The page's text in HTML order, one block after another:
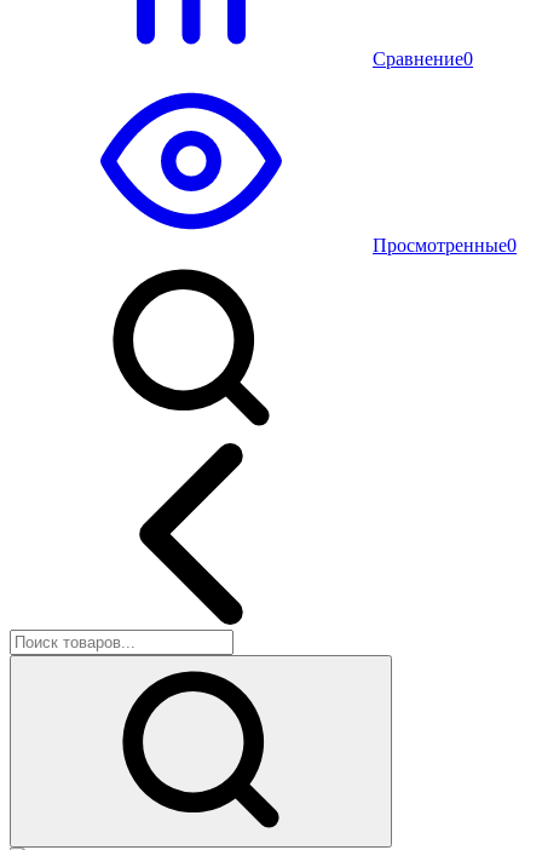
Сравнение0
Просмотренные0